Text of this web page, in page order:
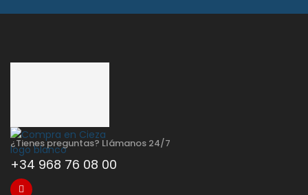
¿Tienes preguntas? Llámanos 24/7
+34 968 76 08 00